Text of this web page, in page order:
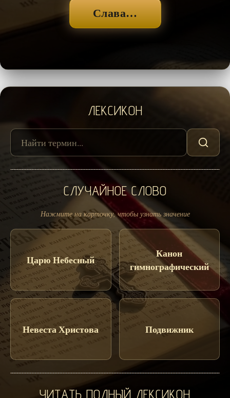
Слава…
ЛЕКСИКОН
СЛУЧАЙНОЕ СЛОВО
Нажмите на карточку, чтобы узнать значение
Царю Небесный
Канон
гимнографический
Невеста Христова Подвижник
ЧИТАТЬ ПОЛНЫЙ ЛЕКСИКОН